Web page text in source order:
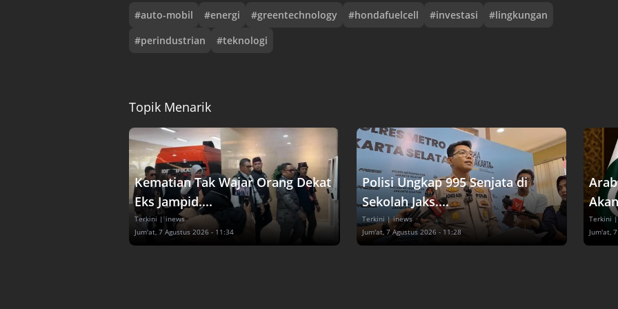
#auto-mobil #energi #greentechnology #hondafuelcell #investasi #lingkungan
#perindustrian #teknologi
Topik Menarik
Kematian Tak Wajar Orang Dekat
Eks Jampid....
Terkini | inews
Jum'at, 7 Agustus 2026 - 11:34
Polisi Ungkap 995 Senjata di
Sekolah Jaks....
Terkini | inews
Jum'at, 7 Agustus 2026 - 11:28
Terkini |
Jum'at,